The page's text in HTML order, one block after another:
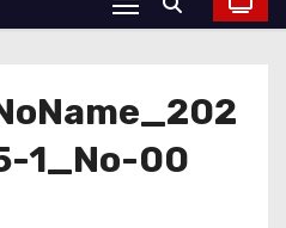
1_No-00